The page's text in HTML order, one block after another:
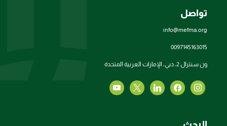
تواصل
info@mefma.org
0097145163015
ون سنترال 2، دبي، الإمارات العربية المتحدة